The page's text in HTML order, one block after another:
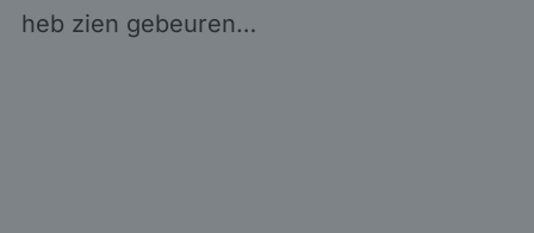
heb zien gebeuren…